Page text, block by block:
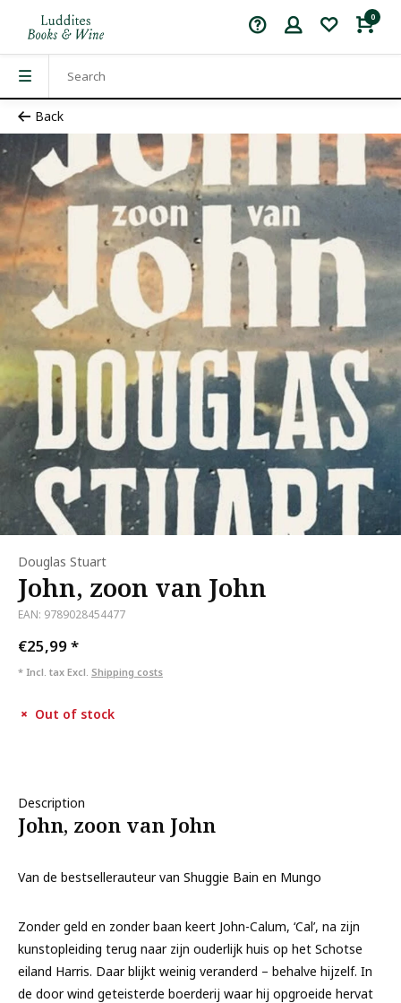
0
Back
Douglas Stuart
John, zoon van John
EAN: 9789028454477
€25,99*
* Incl. tax Excl. Shipping costs
Out of stock
Description
John, zoon van John
Van de bestsellerauteur van Shuggie Bain en Mungo
Zonder geld en zonder baan keert John-Calum, ‘Cal’, na zijn
kunstopleiding terug naar zijn ouderlijk huis op het Schotse
eiland Harris. Daar blijkt weinig veranderd – behalve hijzelf. In
de door wind geteisterde boerderij waar hij opgroeide hervat